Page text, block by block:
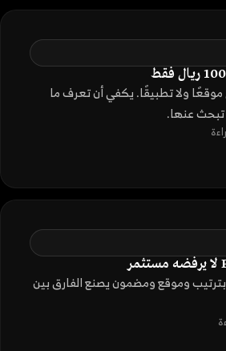
موقعًا ولا تطبيقًا. يكفي أن تعرف ما
تبحث عنها.
وموقع ومضمون يصنع الفارق بين